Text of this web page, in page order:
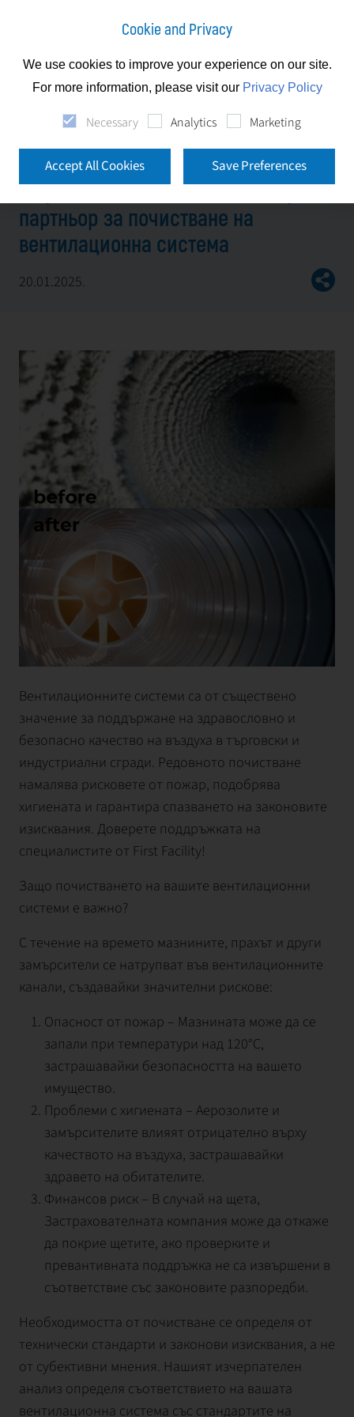
Novini
Фърст Фасилити: Вашият доверен партньор за
почистване на вентилационна система
Фърст Фасилити: Вашият доверен
партньор за почистване на
вентилационна система
20.01.2025.
Вентилационните системи са от съществено
значение за поддържане на здравословно и
безопасно качество на въздуха в търговски и
индустриални сгради. Редовното почистване
намалява рисковете от пожар, подобрява
хигиената и гарантира спазването на законовите
изисквания. Доверете поддръжката на
специалистите от First Facility!
Защо почистването на вашите вентилационни
системи е важно?
С течение на времето мазнините, прахът и други
замърсители се натрупват във вентилационните
канали, създавайки значителни рискове:
Опасност от пожар – Мазнината може да се
запали при температури над 120°C,
застрашавайки безопасността на вашето
имущество.
Проблеми с хигиената – Аерозолите и
замърсителите влияят отрицателно върху
качеството на въздуха, застрашавайки
здравето на обитателите.
Финансов риск – В случай на щета,
Застрахователната компания може да откаже
да покрие щетите, ако проверките и
превантивната поддръжка не са извършени в
съответствие със законовите разпоредби.
Необходимостта от почистване се определя от
технически стандарти и законови изисквания, а не
от субективни мнения. Нашият изчерпателен
анализ определя съответствието на вашата
вентилационна система със стандартите на
Cookie and Privacy
We use cookies to improve your experience on our site.
For more information, please visit our Privacy Policy
Necessary Analytics Marketing
Accept All Cookies Save Preferences